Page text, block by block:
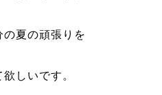
の夏の頑張りを
しいです。